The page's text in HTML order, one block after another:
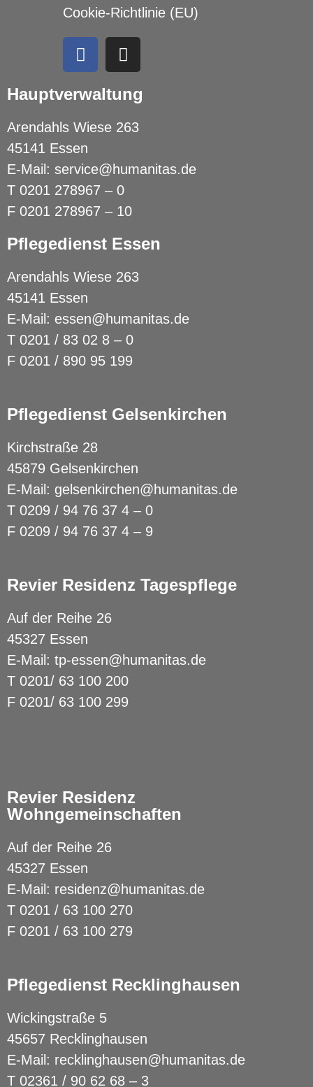
Cookie-Richtlinie (EU)
Hauptverwaltung
Arendahls Wiese 263
45141 Essen
E-Mail: service@humanitas.de
T 0201 278967 – 0
F 0201 278967 – 10
Pflegedienst Essen
Arendahls Wiese 263
45141 Essen
E-Mail: essen@humanitas.de
T 0201 / 83 02 8 – 0
F 0201 / 890 95 199
Pflegedienst Gelsenkirchen
Kirchstraße 28
45879 Gelsenkirchen
E-Mail: gelsenkirchen@humanitas.de
T 0209 / 94 76 37 4 – 0
F 0209 / 94 76 37 4 – 9
Revier Residenz Tagespflege
Auf der Reihe 26
45327 Essen
E-Mail: tp-essen@humanitas.de
T 0201/ 63 100 200
F 0201/ 63 100 299
Revier Residenz
Wohngemeinschaften
Auf der Reihe 26
45327 Essen
E-Mail: residenz@humanitas.de
T 0201 / 63 100 270
F 0201 / 63 100 279
Pflegedienst Recklinghausen
Wickingstraße 5
45657 Recklinghausen
E-Mail: recklinghausen@humanitas.de
T 02361 / 90 62 68 – 3